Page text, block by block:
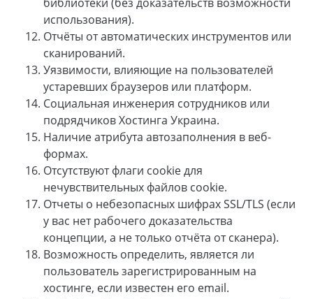
использования).
Отчёты от автоматических инструментов или
сканирований.
Уязвимости, влияющие на пользователей
устаревших браузеров или платформ.
Социальная инженерия сотрудников или
подрядчиков Хостинга Украина.
Наличие атрибута автозаполнения в веб-
формах.
Отсутствуют флаги cookie для
нечувствительных файлов cookie.
Отчеты о небезопасных шифрах SSL/TLS (если
у вас нет рабочего доказательства
концепции, а не только отчёта от сканера).
Возможность определить, является ли
пользователь зарегистрированным на
хостинге, если известен его email.